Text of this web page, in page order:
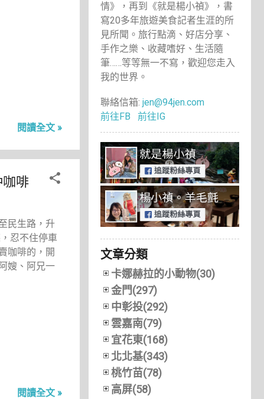
閱讀全文 »
啡
民生路，升
忍不住停車
咖啡的，開
嫂、阿兄一
閱讀全文 »
情》，再到《就是楊小禎》，書
寫20多年旅遊美食記者生涯的所
見所聞。旅行點滴、好店分享、
手作之樂、收藏嗜好、生活隨
筆……等等無一不寫，歡迎您走入
我的世界。
聯絡信箱: jen@94jen.com
前往FB
前往IG
文章分類
卡娜赫拉的小動物(30)
金門(297)
中彰投(292)
雲嘉南(79)
宜花東(168)
北北基(343)
桃竹苗(78)
高屏(58)